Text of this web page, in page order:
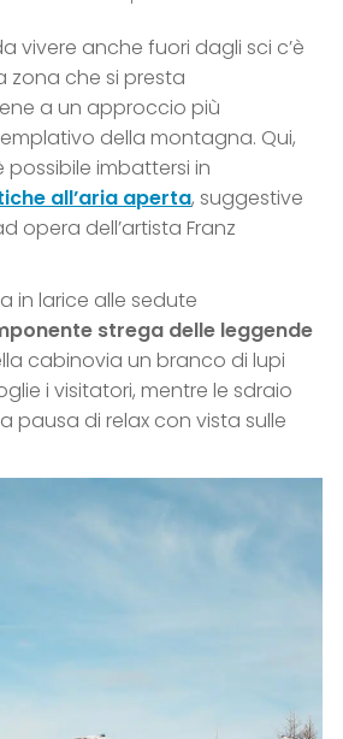
vivere anche fuori dagli sci c’è
zona che si presta
a un approccio più
della montagna. Qui,
possibile imbattersi in
all’aria aperta, suggestive
opera dell’artista Franz
in larice alle sedute
strega delle leggende
cabinovia un branco di lupi
i visitatori, mentre le sdraio
pausa di relax con vista sulle